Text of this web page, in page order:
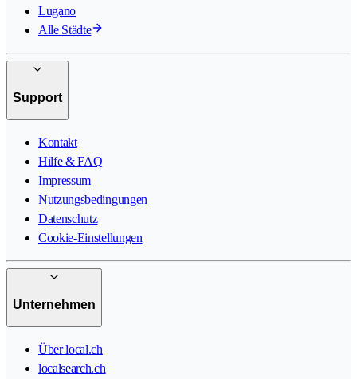
Lugano
Alle Städte
Support
Kontakt
Hilfe & FAQ
Impressum
Nutzungsbedingungen
Datenschutz
Cookie-Einstellungen
Unternehmen
Über local.ch
localsearch.ch